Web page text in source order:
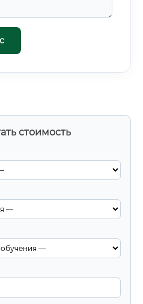
стоимость